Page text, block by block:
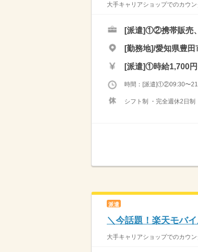
大手キャリアショップでのカウ
[派遣]①②携帯販売
[勤務地]/愛知県豊田
[派遣]①時給1,700
時間：[派遣]①②09:30〜
シフト制 ・完全週休2日制
派遣
＼今話題！楽天モバ
大手キャリアショップでのカウ